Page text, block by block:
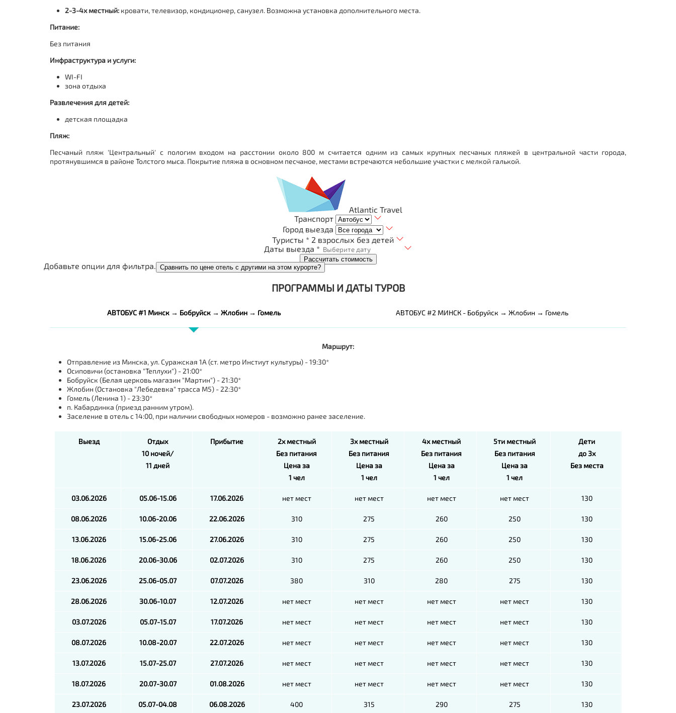
2-3-4х местный: кровати, телевизор, кондиционер, санузел. Возможна установка дополнительного места.
Питание:
Без питания
Инфраструктура и услуги:
WI-FI
зона отдыха
Развлечения для детей:
детская площадка
Пляж:
Песчаный пляж 'Центральный' с пологим входом на расстонии около 800 м считается одним из самых крупных песчаных пляжей в центральной части города,
протянувшимся в районе Толстого мыса. Покрытие пляжа в основном песчаное, местами встречаются небольшие участки с мелкой галькой.
Atlantic Travel
Транспорт
Город выезда
Туристы * 2 взрослых без детей
Даты выезда *
Рассчитать стоимость
Добавьте опции для фильтра. Сравнить по цене отель с другими на этом курорте?
ПРОГРАММЫ И ДАТЫ ТУРОВ
АВТОБУС #1 Минск → Бобруйск → Жлобин → Гомель АВТОБУС #2 МИНСК - Бобруйск → Жлобин → Гомель
Маршрут:
Отправление из Минска, ул. Суражская 1А (ст. метро Инстиут культуры) - 19:30*
Осиповичи (остановка "Теплухи") - 21:00*
Бобруйск (Белая церковь магазин "Мартин") - 21:30*
Жлобин (Остановка "Лебедевка" трасса М5) - 22:30*
Гомель (Ленина 1) - 23:30*
п. Кабардинка (приезд ранним утром).
Заселение в отель с 14:00, при наличии свободных номеров - возможно ранее заселение.
Выезд
Отдых
10 ночей/
11 дней
Прибытие
2х местный
Без питания
Цена за
1 чел
3х местный
Без питания
Цена за
1 чел
4х местный
Без питания
Цена за
1 чел
5ти местный
Без питания
Цена за
1 чел
Дети
до 3х
Без места
03.06.2026 05.06-15.06 17.06.2026 нет мест нет мест нет мест нет мест 130
08.06.2026 10.06-20.06 22.06.2026 310 275 260 250 130
13.06.2026 15.06-25.06 27.06.2026 310 275 260 250 130
18.06.2026 20.06-30.06 02.07.2026 310 275 260 250 130
23.06.2026 25.06-05.07 07.07.2026 380 310 280 275 130
28.06.2026 30.06-10.07 12.07.2026 нет мест нет мест нет мест нет мест 130
03.07.2026 05.07-15.07 17.07.2026 нет мест нет мест нет мест нет мест 130
08.07.2026 10.08-20.07 22.07.2026 нет мест нет мест нет мест нет мест 130
13.07.2026 15.07-25.07 27.07.2026 нет мест нет мест нет мест нет мест 130
18.07.2026 20.07-30.07 01.08.2026 нет мест нет мест нет мест нет мест 130
23.07.2026 05.07-04.08 06.08.2026 400 315 290 275 130